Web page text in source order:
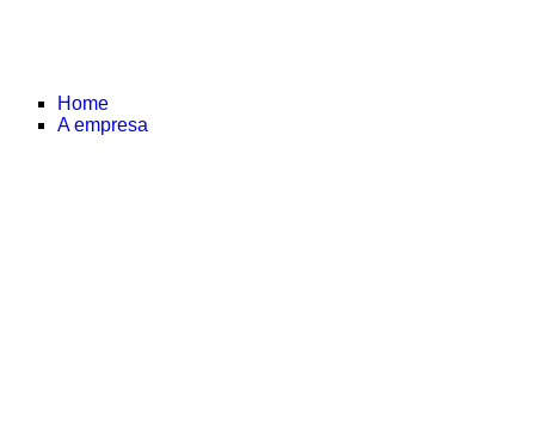
Home
A empresa